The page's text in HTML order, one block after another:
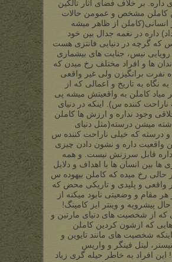
داره. بر خلاف فضای آثار تالکین
کاملن مشخص و عمومن حالات
انسانی(کاملن از ظاهر میشه
داره در نغمه جدال بین خود
که گرچه در دنیایی فانتزی هست
رویایی نیس، جنایت های بیشماری
ها و افراد مختلف رخ میدن که
نفرت برانگیزن ولی غیر واقعی
نگاه به تاریخ و اعمالی که از
کاملن به واقعیتش میشه پی
کننده س). اینکه در دنیای
وجود نداره و ارزش ها کاملن
میشن درسته(مثل دنیای
درسته که خیلی ناراحت کننده س
واقعیت داره و نشون دادن چیزی
قابل سرزنش نیست. و همه
ها بین انسان ها با اهداف و دلایل
حالی رخ میده که کاملن بیهوده س
و پلیدی و تاریکی محض که
مقام و وضعیتی نابود میکنه از
پیشرویه و وینتر ایز کامینگ!
که از شخصیت های دنیای مارتین و
که ازشون کردین کاملن
اینکه شخصیت های مانند تایوین و
لیتل فینگر و واریس
این افراد به خاطر حیله گری زیاد